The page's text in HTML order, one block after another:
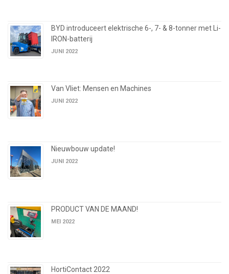
BYD introduceert elektrische 6-, 7- & 8-tonner met Li-
IRON-batterij
JUNI 2022
Van Vliet: Mensen en Machines
JUNI 2022
Nieuwbouw update!
JUNI 2022
PRODUCT VAN DE MAAND!
MEI 2022
HortiContact 2022